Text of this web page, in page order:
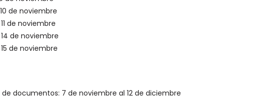
de noviembre
de noviembre
de noviembre
de noviembre
documentos: 7 de noviembre al 12 de diciembre